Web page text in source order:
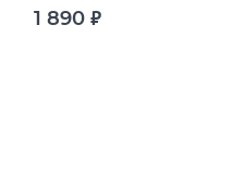
1 890 руб.